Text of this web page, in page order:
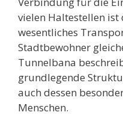
vielen Haltestellen ist
wesentliches
Stadtbewohner
Tunnelbana
grundlegende
auch dessen
Menschen.